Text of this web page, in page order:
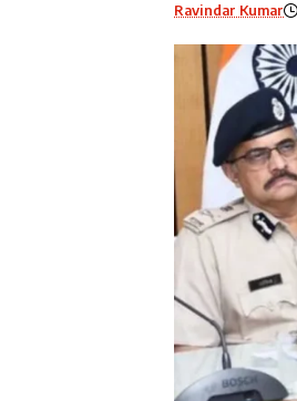
Ravindar Kumar